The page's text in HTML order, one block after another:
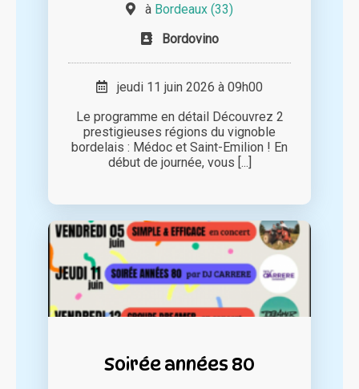
à Bordeaux (33)
Bordovino
jeudi 11 juin 2026 à 09h00
Le programme en détail Découvrez 2
prestigieuses régions du vignoble
bordelais : Médoc et Saint-Emilion ! En
début de journée, vous [...]
Soirée années 80